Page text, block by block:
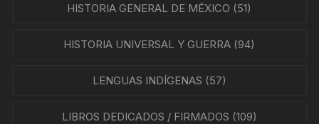
HISTORIA GENERAL DE MÉXICO (51)
HISTORIA UNIVERSAL Y GUERRA (94)
LENGUAS INDÍGENAS (57)
LIBROS DEDICADOS / FIRMADOS (109)